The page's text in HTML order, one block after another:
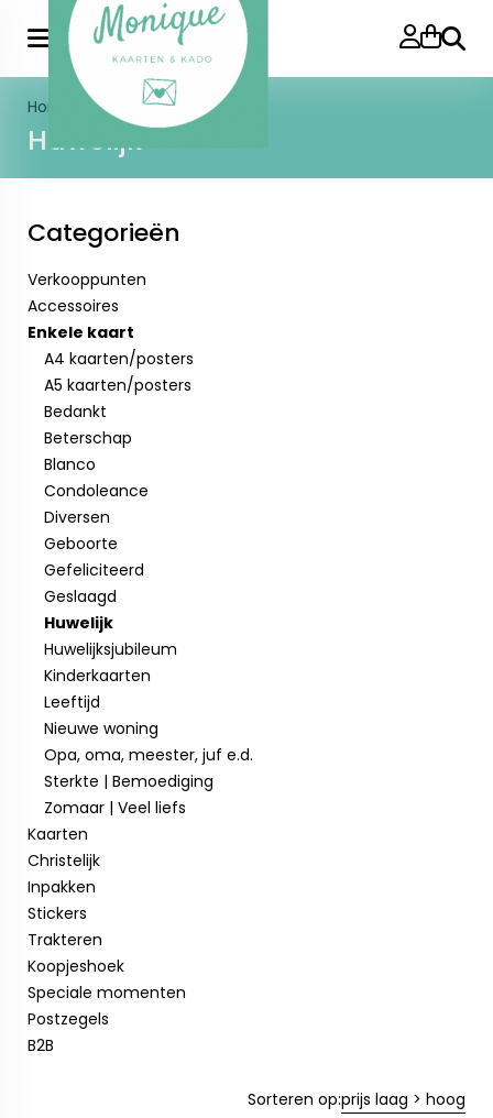
Home Enkele kaart Huwelijk
Huwelijk
Categorieën
Verkooppunten
Accessoires
Enkele kaart
A4 kaarten/posters
A5 kaarten/posters
Bedankt
Beterschap
Blanco
Condoleance
Diversen
Geboorte
Gefeliciteerd
Geslaagd
Huwelijk
Huwelijksjubileum
Kinderkaarten
Leeftijd
Nieuwe woning
Opa, oma, meester, juf e.d.
Sterkte | Bemoediging
Zomaar | Veel liefs
Kaarten
Christelijk
Inpakken
Stickers
Trakteren
Koopjeshoek
Speciale momenten
Postzegels
B2B
Sorteren op:prijs laag > hoog